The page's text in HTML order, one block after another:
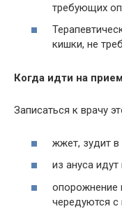
требующих
кишки, не
Когда идти на
Записаться к врачу
жжет, зудит в
из ануса
опорожнение
чередуются с